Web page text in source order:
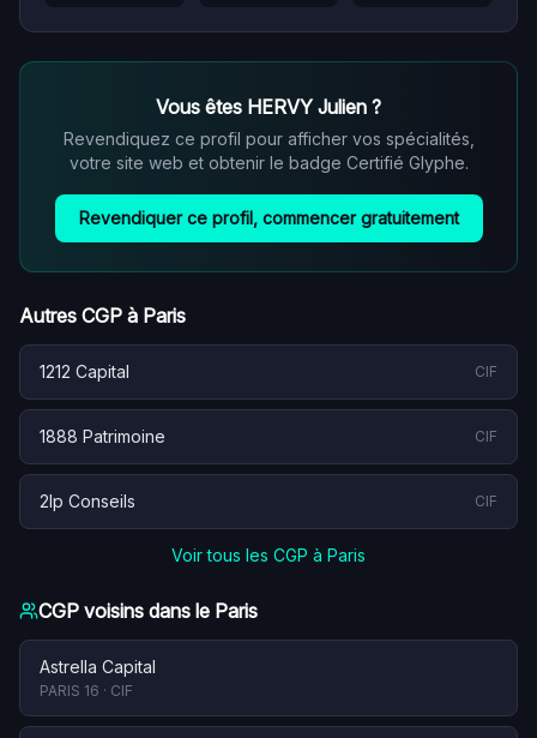
Vous êtes HERVY Julien ?
Revendiquez ce profil pour afficher vos spécialités,
votre site web et obtenir le badge Certifié Glyphe.
Revendiquer ce profil, commencer gratuitement
Autres CGP à Paris
1212 Capital CIF
1888 Patrimoine CIF
2lp Conseils CIF
Voir tous les CGP à Paris
CGP voisins dans le Paris
Astrella Capital
PARIS 16 · CIF